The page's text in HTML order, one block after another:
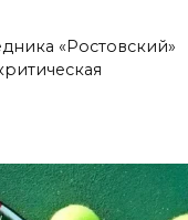
«Ростовский»